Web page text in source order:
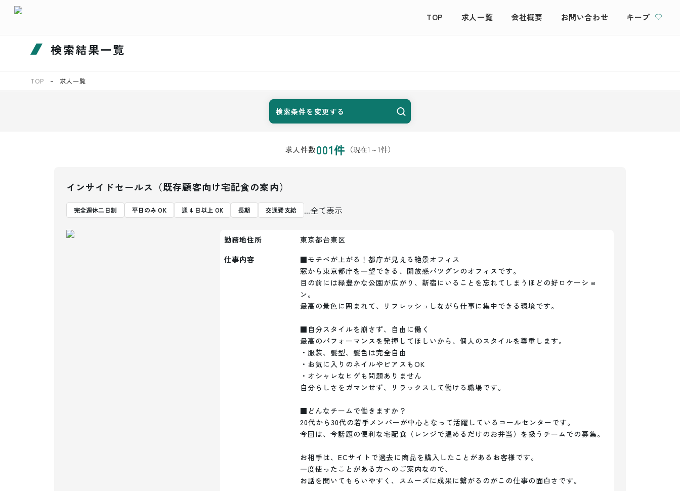
TOP 求人一覧 会社概要 お問い合わせ キープ
検索結果一覧
TOP 求人一覧
検索条件を変更する
求人件数001件 （現在1 ～1件）
インサイドセールス（既存顧客向け宅配食の案内）
完全週休二日制 平日のみ OK 週 4 日以上 OK 長期 交通費支給 ...全て表示
勤務地住所
東京都台東区
仕事内容
■モチベが上がる！都庁が見える絶景オフィス
窓から東京都庁を一望できる、開放感バツグンのオフィスです。
目の前には緑豊かな公園が広がり、新宿にいることを忘れてしまうほどの好ロケーショ
ン。
最高の景色に囲まれて、リフレッシュしながら仕事に集中できる環境です。
■自分スタイルを崩さず、自由に働く
最高のパフォーマンスを発揮してほしいから、個人のスタイルを尊重します。
・服装、髪型、髪色は完全自由
・お気に入りのネイルやピアスもOK
・オシャレなヒゲも問題ありません
自分らしさをガマンせず、リラックスして働ける職場です。
■どんなチームで働きますか？
20代から30代の若手メンバーが中心となって活躍しているコールセンターです。
今回は、今話題の便利な宅配食（レンジで温めるだけのお弁当）を扱うチームでの募集。
お相手は、ECサイトで過去に商品を購入したことがあるお客様です。
一度使ったことがある方へのご案内なので、
お話を聞いてもらいやすく、スムーズに成果に繋がるのがこの仕事の面白さです。